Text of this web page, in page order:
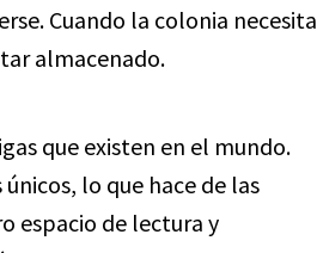
Cuando la colonia necesita
almacenado.
que existen en el mundo.
lo que hace de las
espacio de lectura y